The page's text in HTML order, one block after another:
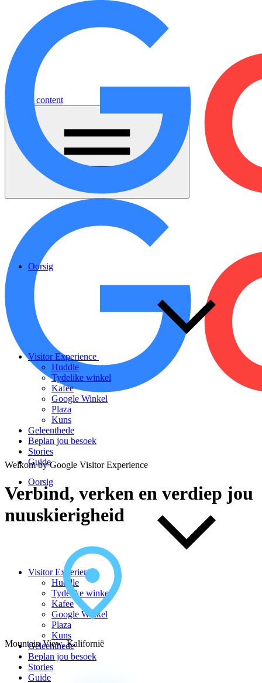
Jump to content
Oorsig
Visitor Experience
Huddle
Tydelike winkel
Kafee
Google Winkel
Plaza
Kuns
Geleenthede
Beplan jou besoek
Stories
Guide
Oorsig
Visitor Experience
Huddle
Tydelike winkel
Kafee
Google Winkel
Plaza
Kuns
Geleenthede
Beplan jou besoek
Stories
Guide
Welkom by Google Visitor Experience
Verbind, verken en verdiep jou
nuuskierigheid
Mountain View, Kalifornië